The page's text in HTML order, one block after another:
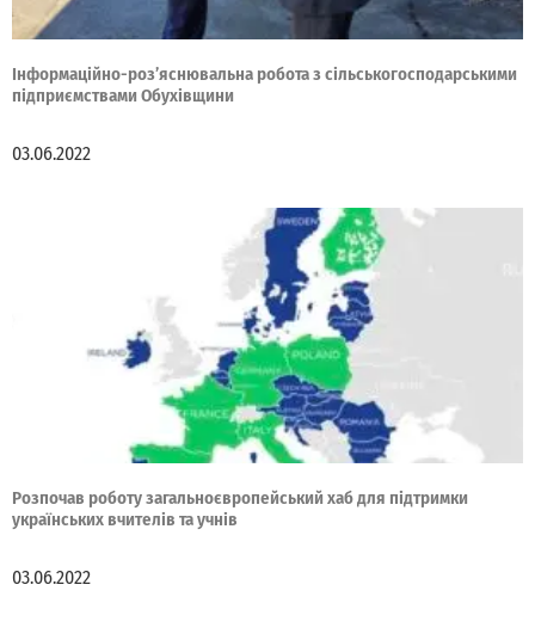
Інформаційно-роз’яснювальна робота з сільськогосподарськими
підприємствами Обухівщини
03.06.2022
Розпочав роботу загальноєвропейський хаб для підтримки
українських вчителів та учнів
03.06.2022